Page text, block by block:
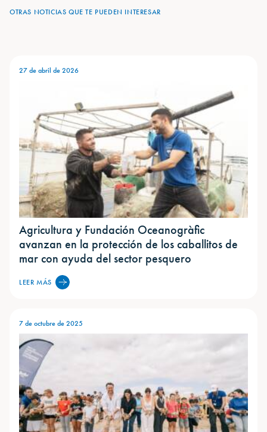
OTRAS NOTICIAS QUE TE PUEDEN INTERESAR
27 de abril de 2026
Agricultura y Fundación Oceanogràfic
avanzan en la protección de los caballitos de
mar con ayuda del sector pesquero
LEER MÁS
7 de octubre de 2025